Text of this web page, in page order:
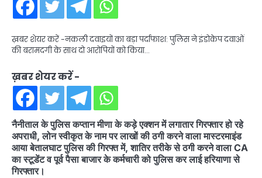
ख़बर शेयर करें -नकली दवाइयों का बड़ा पर्दाफाश: पुलिस ने इंडोकेप दवाओं
की बरामदगी के साथ दो आरोपियों को किया…
ख़बर शेयर करें -
नैनीताल के पुलिस कप्तान मीणा के कड़े एक्शन में लगातार गिरफ्तार हो रहे
अपराधी, लोन स्वीकृत के नाम पर लाखों की ठगी करने वाला मास्टरमाइंड
आया बेतालघाट पुलिस की गिरफ्त में, शातिर तरीके से ठगी करने वाला CA
का स्टूडेंट व पूर्व पैसा बाजार के कर्मचारी को पुलिस कर लाई हरियाणा से
गिरफ्तार।